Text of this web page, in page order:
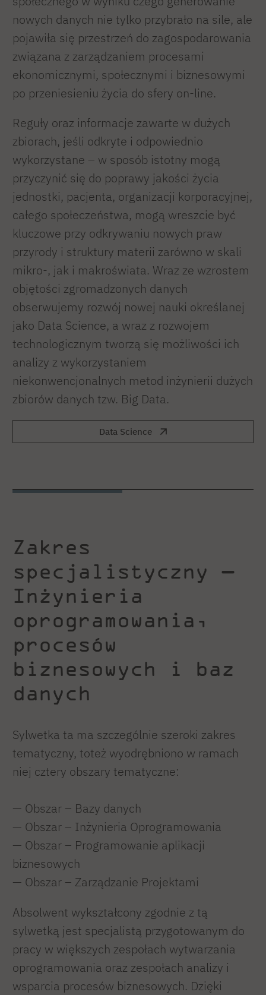
nowych danych nie tylko przybrało na sile, ale
pojawiła się przestrzeń do zagospodarowania
związana z zarządzaniem procesami
ekonomicznymi, społecznymi i biznesowymi
po przeniesieniu życia do sfery on-line.
Reguły oraz informacje zawarte w dużych
zbiorach, jeśli odkryte i odpowiednio
wykorzystane – w sposób istotny mogą
przyczynić się do poprawy jakości życia
jednostki, pacjenta, organizacji korporacyjnej,
całego społeczeństwa, mogą wreszcie być
kluczowe przy odkrywaniu nowych praw
przyrody i struktury materii zarówno w skali
mikro-, jak i makroświata. Wraz ze wzrostem
objętości zgromadzonych danych
obserwujemy rozwój nowej nauki określanej
jako Data Science, a wraz z rozwojem
technologicznym tworzą się możliwości ich
analizy z wykorzystaniem
niekonwencjonalnych metod inżynierii dużych
zbiorów danych tzw. Big Data.
Data Science
Zakres
specjalistyczny —
Inżynieria
oprogramowania,
procesów
biznesowych i baz
danych
Sylwetka ta ma szczególnie szeroki zakres
tematyczny, toteż wyodrębniono w ramach
niej cztery obszary tematyczne:
— Obszar – Bazy danych
— Obszar – Inżynieria Oprogramowania
— Obszar – Programowanie aplikacji
biznesowych
— Obszar – Zarządzanie Projektami
Absolwent wykształcony zgodnie z tą
sylwetką jest specjalistą przygotowanym do
pracy w większych zespołach wytwarzania
oprogramowania oraz zespołach analizy i
wsparcia procesów biznesowych. Dzięki